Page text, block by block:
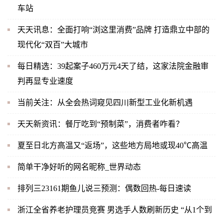
车站
天天讯息：全面打响“浏这里消费”品牌 打造鼎立中部的
现代化“双百”大城市
每日精选：39起案子460万元4天了结，这家法院金融审
判再显专业速度
当前关注：从全会热词窥见四川新型工业化新机遇
天天新资讯：餐厅吃到“预制菜”，消费者咋看？
夏至日北方高温又“返场”，这些地方局地或现40℃高温
简单干净好听的网名昵称_世界动态
排列三23161期鱼儿说三预测：偶数回热-每日速读
浙江全省养老护理员竞赛 男选手人数刷新历史 “从1个到